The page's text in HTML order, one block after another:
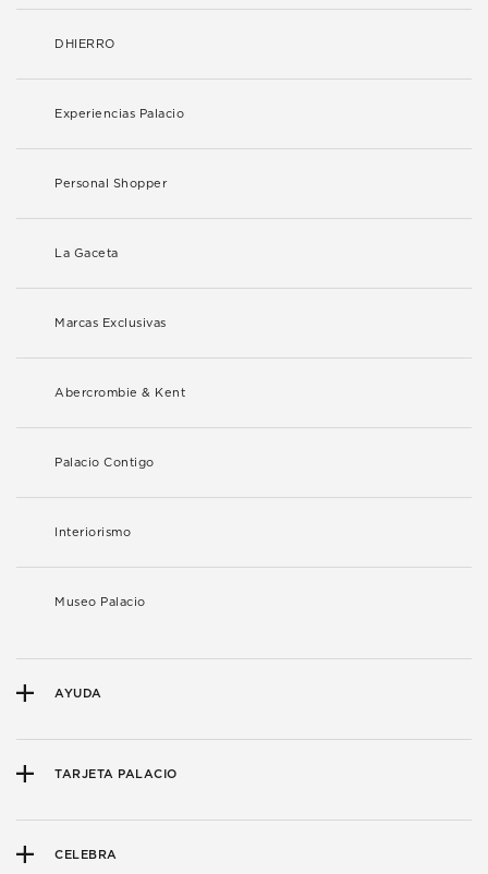
DHIERRO
Experiencias Palacio
Personal Shopper
La Gaceta
Marcas Exclusivas
Abercrombie & Kent
Palacio Contigo
Interiorismo
Museo Palacio
AYUDA
TARJETA PALACIO
CELEBRA